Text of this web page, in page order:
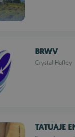
BRWV
Crystal Hafley
TATUAJE